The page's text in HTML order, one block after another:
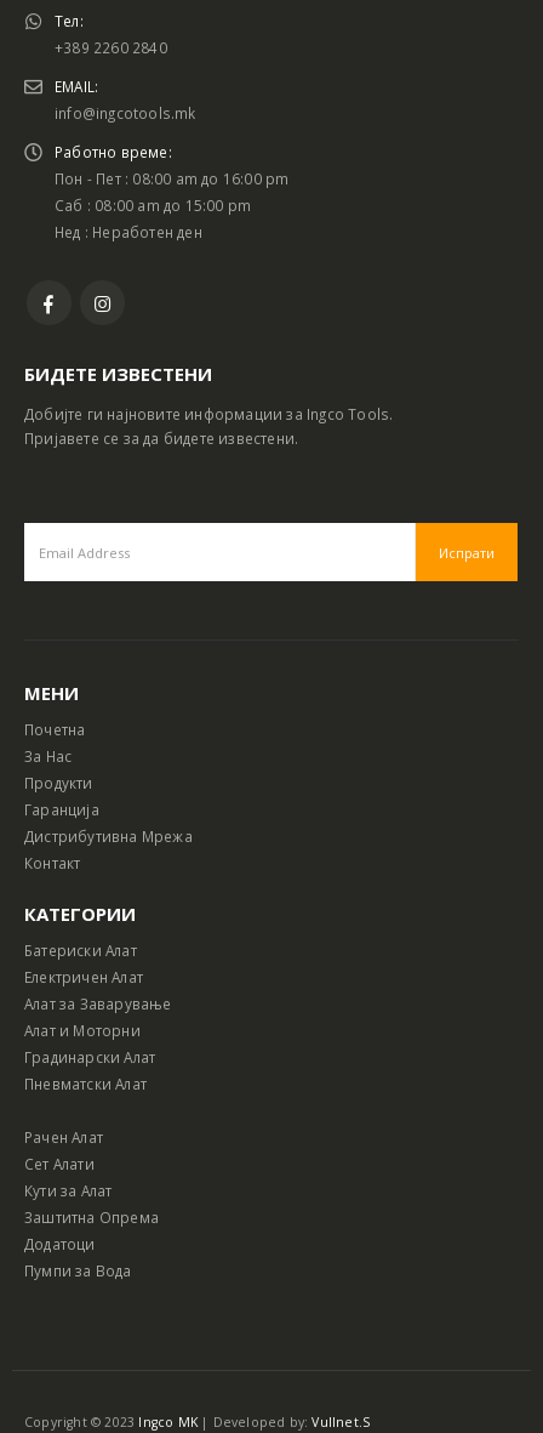
Тел:
+389 2260 2840
EMAIL:
info@ingcotools.mk
Работно време:
Пон - Пет : 08:00 am до 16:00 pm
Саб : 08:00 am до 15:00 pm
Нед : Неработен ден
БИДЕТЕ ИЗВЕСТЕНИ
Добијте ги најновите информации за Ingco Tools.
Пријавете се за да бидете известени.
МЕНИ
Почетна
За Нас
Продукти
Гаранција
Дистрибутивна Мрежа
Контакт
КАТЕГОРИИ
Батериски Алат
Електричен Алат
Алат за Заварување
Алат и Моторни
Градинарски Алат
Пневматски Алат
Рачен Алат
Сет Алати
Кути за Алат
Заштитна Опрема
Додатоци
Пумпи за Вода
Copyright © 2023 Ingco MK| Developed by:Vullnet.S